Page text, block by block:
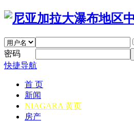
密码
快捷导航
首 页
新闻
NIAGARA 黄页
房产